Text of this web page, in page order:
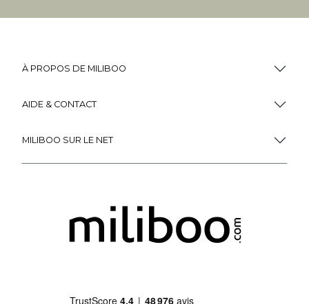
À PROPOS DE MILIBOO
AIDE & CONTACT
MILIBOO SUR LE NET